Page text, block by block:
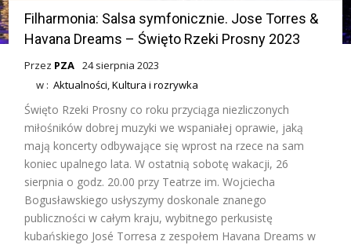
Filharmonia: Salsa symfonicznie. Jose Torres &
Havana Dreams – Święto Rzeki Prosny 2023
Przez PZA 24 sierpnia 2023
w :Aktualności,Kultura i rozrywka
Święto Rzeki Prosny co roku przyciąga niezliczonych
miłośników dobrej muzyki we wspaniałej oprawie, jaką
mają koncerty odbywające się wprost na rzece na sam
koniec upalnego lata. W ostatnią sobotę wakacji, 26
sierpnia o godz. 20.00 przy Teatrze im. Wojciecha
Bogusławskiego usłyszymy doskonale znanego
publiczności w całym kraju, wybitnego perkusistę
kubańskiego José Torresa z zespołem Havana Dreams w